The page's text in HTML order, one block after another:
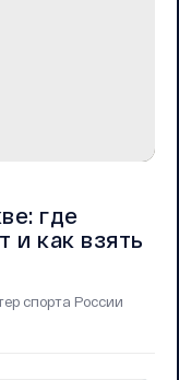
где
и как взять
спорта России